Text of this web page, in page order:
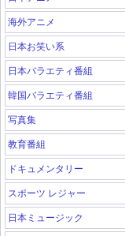
海外アニメ
日本お笑い系
日本バラエティ番組
韓国バラエティ番組
写真集
教育番組
ドキュメンタリー
スポーツ レジャー
日本ミュージック